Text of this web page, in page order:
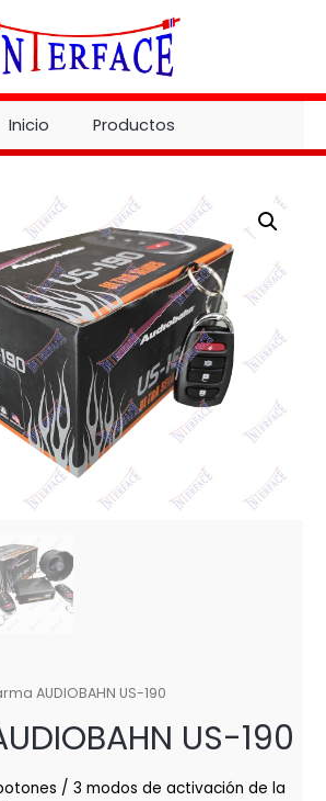
Inicio Productos
AUDIOBAHN US-190
US-190
/ 3 modos de activación de la